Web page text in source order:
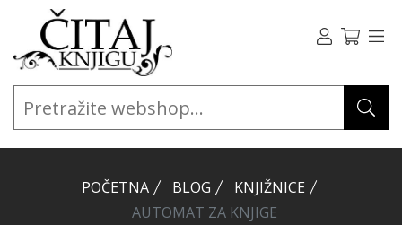
POČETNA BLOG
KNJIŽNICE
AUTOMAT ZA KNJIGE